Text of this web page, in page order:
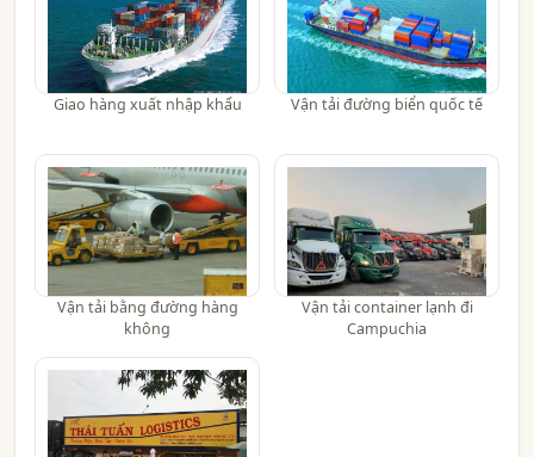
Giao hàng xuất nhập khẩu Vận tải đường biển quốc tế
Vận tải bằng đường hàng
không
Vận tải container lạnh đi
Campuchia